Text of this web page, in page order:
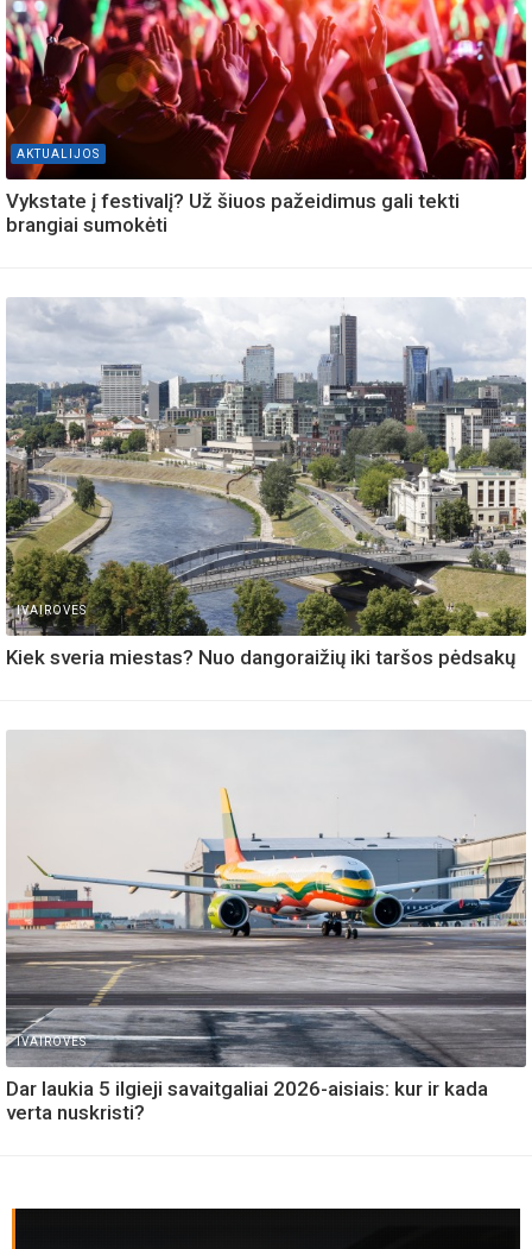
AKTUALIJOS
Vykstate į festivalį? Už šiuos pažeidimus gali tekti
brangiai sumokėti
IVAIROVES
Kiek sveria miestas? Nuo dangoraižių iki taršos pėdsakų
IVAIROVES
Dar laukia 5 ilgieji savaitgaliai 2026-aisiais: kur ir kada
verta nuskristi?